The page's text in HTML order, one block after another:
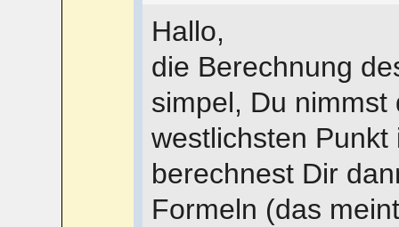
Hallo,
die Berechnung
simpel, Du
westlichsten
berechnest Dir
Formeln (das